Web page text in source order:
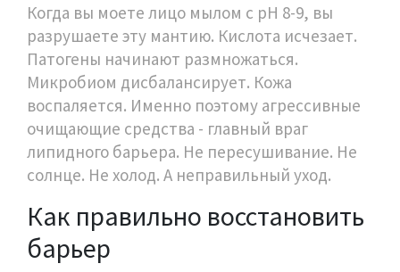
Когда вы моете лицо мылом с pH 8-9, вы
разрушаете эту мантию. Кислота исчезает.
Патогены начинают размножаться.
Микробиом дисбалансирует. Кожа
воспаляется. Именно поэтому агрессивные
очищающие средства - главный враг
липидного барьера. Не пересушивание. Не
солнце. Не холод. А неправильный уход.
Как правильно восстановить
барьер